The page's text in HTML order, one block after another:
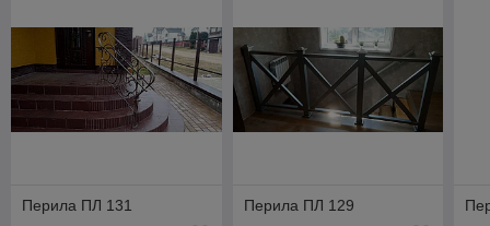
Перила ПЛ 131
Перила ПЛ 129